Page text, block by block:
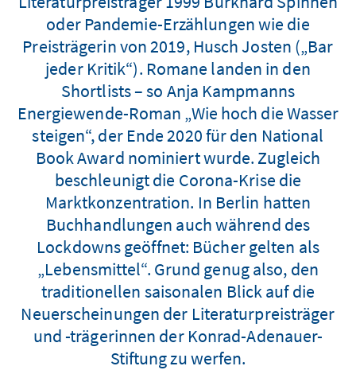
oder Pandemie-Erzählungen wie die
Preisträgerin von 2019, Husch Josten („Bar
jeder Kritik“). Romane landen in den
Shortlists – so Anja Kampmanns
Energiewende-Roman „Wie hoch die Wasser
steigen“, der Ende 2020 für den National
Book Award nominiert wurde. Zugleich
beschleunigt die Corona-Krise die
Marktkonzentration. In Berlin hatten
Buchhandlungen auch während des
Lockdowns geöffnet: Bücher gelten als
„Lebensmittel“. Grund genug also, den
traditionellen saisonalen Blick auf die
Neuerscheinungen der Literaturpreisträger
und -trägerinnen der Konrad-Adenauer-
Stiftung zu werfen.